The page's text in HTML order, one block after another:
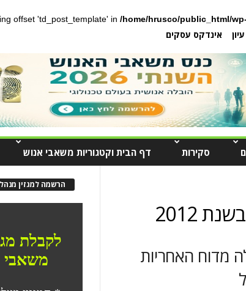
offset 'td_post_template' in /home/hrusco/public_html/
אינדקס עסקים
סקירות דף הבית וקטגוריות משאבי אנוש
כך עולה מדוח האחריות
הרשמה למגזין